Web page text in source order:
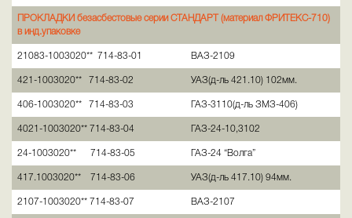
ПРОКЛАДКИ безасбестовые серии СТАНДАРТ (материал ФРИТЕКС-710)
в инд.упаковке
21083-1003020** 714-83-01 ВАЗ-2109
421-1003020** 714-83-02 УАЗ(д-ль 421.10) 102мм.
406-1003020** 714-83-03 ГАЗ-3110(д-ль ЗМЗ-406)
4021-1003020** 714-83-04 ГАЗ-24-10,3102
24-1003020** 714-83-05 ГАЗ-24 “Волга”
417.1003020** 714-83-06 УАЗ(д-ль 417.10) 94мм.
2107-1003020** 714-83-07 ВАЗ-2107